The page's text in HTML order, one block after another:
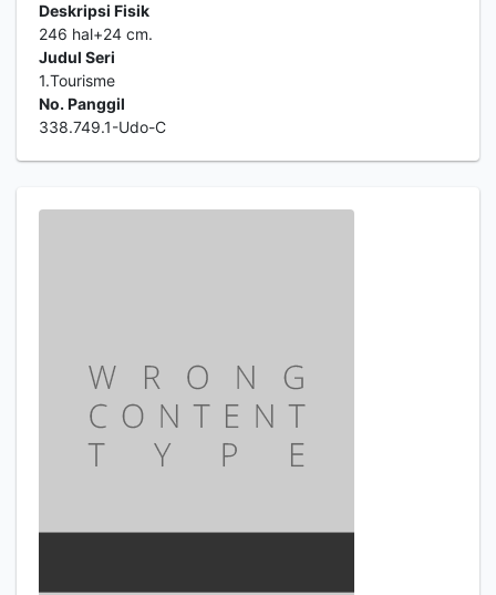
Deskripsi Fisik
246 hal+24 cm.
Judul Seri
1.Tourisme
No. Panggil
338.749.1-Udo-C